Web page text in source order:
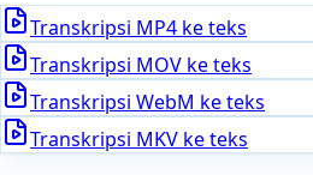
Transkripsi MP4 ke teks
Transkripsi MOV ke teks
Transkripsi WebM ke teks
Transkripsi MKV ke teks